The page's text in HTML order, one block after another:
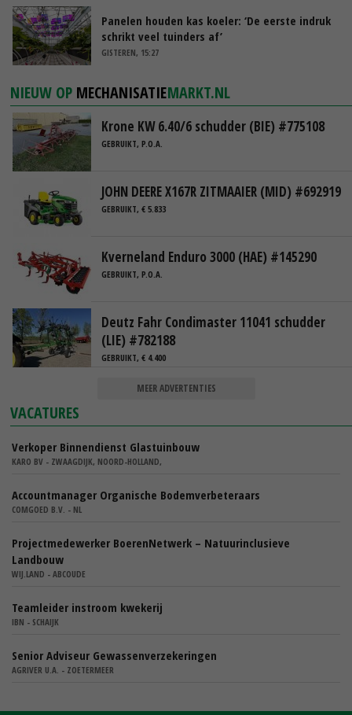
Panelen houden kas koeler: ‘De eerste indruk
schrikt veel tuinders af’
GISTEREN, 15:27
NIEUW OP MECHANISATIEMARKT.NL
Krone KW 6.40/6 schudder (BIE) #775108
GEBRUIKT, P.O.A.
JOHN DEERE X167R ZITMAAIER (MID) #692919
GEBRUIKT, € 5.833
Kverneland Enduro 3000 (HAE) #145290
GEBRUIKT, P.O.A.
Deutz Fahr Condimaster 11041 schudder
(LIE) #782188
GEBRUIKT, € 4.400
MEER ADVERTENTIES
VACATURES
Verkoper Binnendienst Glastuinbouw
KARO BV - ZWAAGDIJK, NOORD-HOLLAND,
Accountmanager Organische Bodemverbeteraars
COMGOED B.V. - NL
Projectmedewerker BoerenNetwerk – Natuurinclusieve
Landbouw
WIJ.LAND - ABCOUDE
Teamleider instroom kwekerij
IBN - SCHAIJK
Senior Adviseur Gewassenverzekeringen
AGRIVER U.A. - ZOETERMEER